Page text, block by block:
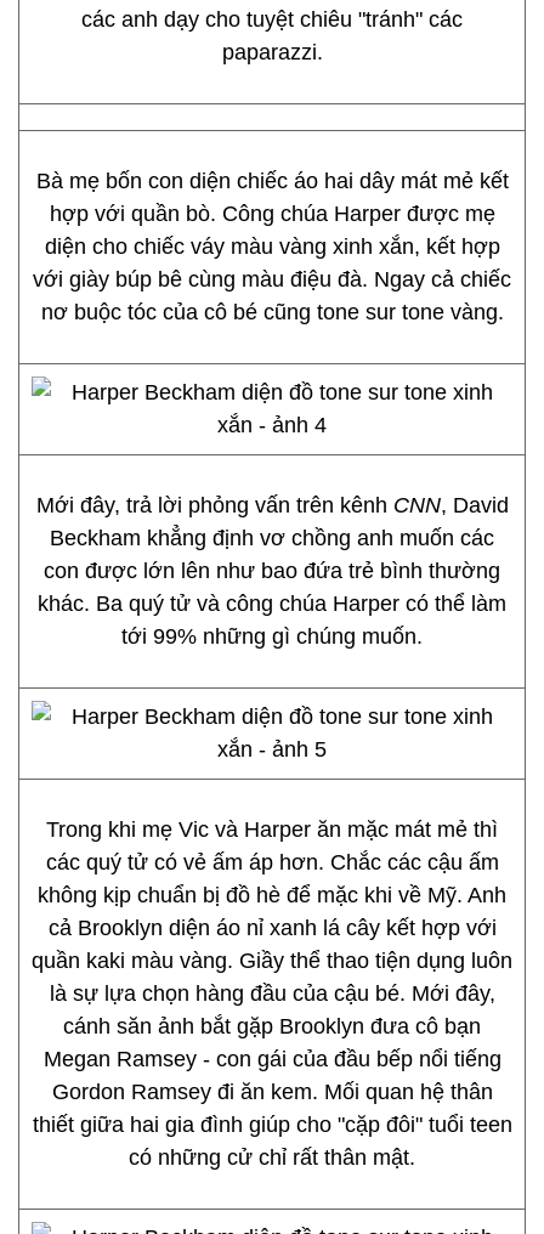
các anh dạy cho tuyệt chiêu "tránh" các
paparazzi.
Bà mẹ bốn con diện chiếc áo hai dây mát mẻ kết
hợp với quần bò. Công chúa Harper được mẹ
diện cho chiếc váy màu vàng xinh xắn, kết hợp
với giày búp bê cùng màu điệu đà. Ngay cả chiếc
nơ buộc tóc của cô bé cũng tone sur tone vàng.
Mới đây, trả lời phỏng vấn trên kênh CNN, David
Beckham khẳng định vơ chồng anh muốn các
con được lớn lên như bao đứa trẻ bình thường
khác. Ba quý tử và công chúa Harper có thể làm
tới 99% những gì chúng muốn.
Trong khi mẹ Vic và Harper ăn mặc mát mẻ thì
các quý tử có vẻ ấm áp hơn. Chắc các cậu ấm
không kịp chuẩn bị đồ hè để mặc khi về Mỹ. Anh
cả Brooklyn diện áo nỉ xanh lá cây kết hợp với
quần kaki màu vàng. Giầy thể thao tiện dụng luôn
là sự lựa chọn hàng đầu của cậu bé. Mới đây,
cánh săn ảnh bắt gặp Brooklyn đưa cô bạn
Megan Ramsey - con gái của đầu bếp nổi tiếng
Gordon Ramsey đi ăn kem. Mối quan hệ thân
thiết giữa hai gia đình giúp cho "cặp đôi" tuổi teen
có những cử chỉ rất thân mật.